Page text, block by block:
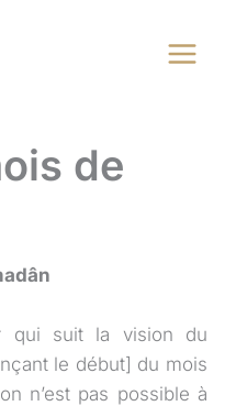
de
qui suit la vision du
le début] du mois
n’est pas possible à